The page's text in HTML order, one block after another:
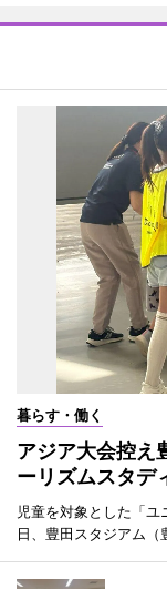
暮らす・働く
アジア大会控え
ーリズムスタデ
児童を対象とした「
日、豊田スタジアム（